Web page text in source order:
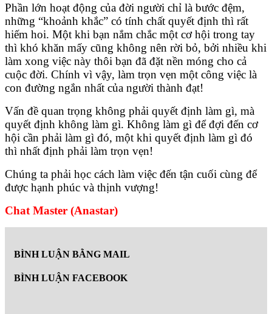
Phần lớn hoạt động của đời người chỉ là bước đệm,
những “khoảnh khắc” có tính chất quyết định thì rất
hiếm hoi. Một khi bạn nắm chắc một cơ hội trong tay
thì khó khăn mấy cũng không nên rời bỏ, bởi nhiều khi
làm xong việc này thôi bạn đã đặt nền móng cho cả
cuộc đời. Chính vì vậy, làm trọn vẹn một công việc là
con đường ngắn nhất của người thành đạt!
Vấn đề quan trọng không phải quyết định làm gì, mà
quyết định không làm gì. Không làm gì để đợi đến cơ
hội cần phải làm gì đó, một khi quyết định làm gì đó
thì nhất định phải làm trọn vẹn!
Chúng ta phải học cách làm việc đến tận cuối cùng để
được hạnh phúc và thịnh vượng!
Chat Master (Anastar)
BÌNH LUẬN BẰNG MAIL
BÌNH LUẬN FACEBOOK